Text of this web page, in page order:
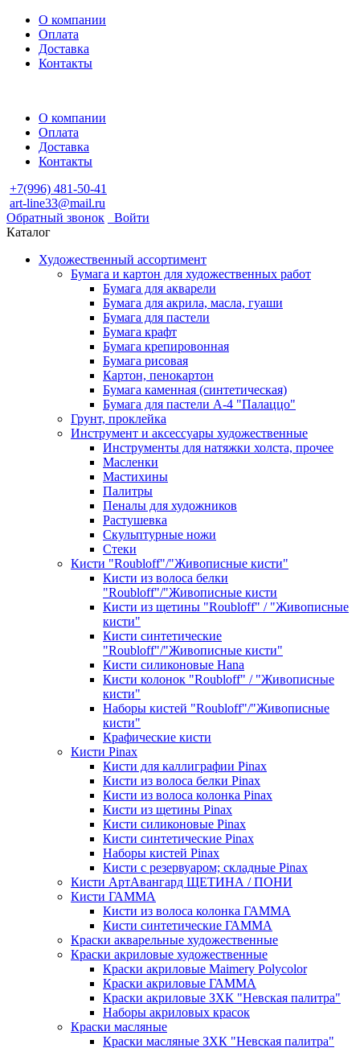
О компании
Оплата
Доставка
Контакты
О компании
Оплата
Доставка
Контакты
+7(996) 481-50-41
art-line33@mail.ru
Обратный звонок
Войти
Каталог
Художественный ассортимент
Бумага и картон для художественных работ
Бумага для акварели
Бумага для акрила, масла, гуаши
Бумага для пастели
Бумага крафт
Бумага крепировонная
Бумага рисовая
Картон, пенокартон
Бумага каменная (синтетическая)
Бумага для пастели А-4 "Палаццо"
Грунт, проклейка
Инструмент и аксессуары художественные
Инструменты для натяжки холста, прочее
Масленки
Мастихины
Палитры
Пеналы для художников
Растушевка
Скульптурные ножи
Стеки
Кисти "Roubloff"/"Живописные кисти"
Кисти из волоса белки
"Roubloff"/"Живописные кисти
Кисти из щетины "Roubloff" / "Живописные
кисти"
Кисти синтетические
"Roubloff"/"Живописные кисти"
Кисти силиконовые Hana
Кисти колонок "Roubloff" / "Живописные
кисти"
Наборы кистей "Roubloff"/"Живописные
кисти"
Крафические кисти
Кисти Pinax
Кисти для каллиграфии Pinax
Кисти из волоса белки Pinax
Кисти из волоса колонка Pinax
Кисти из щетины Pinax
Кисти силиконовые Pinax
Кисти синтетические Pinax
Наборы кистей Pinax
Кисти с резервуаром; складные Pinax
Кисти АртАвангард ЩЕТИНА / ПОНИ
Кисти ГАММА
Кисти из волоса колонка ГАММА
Кисти синтетические ГАММА
Краски акварельные художественные
Краски акриловые художественные
Краски акриловые Maimery Polycolor
Краски акриловые ГАММА
Краски акриловые ЗХК "Невская палитра"
Наборы акриловых красок
Краски масляные
Краски масляные ЗХК "Невская палитра"